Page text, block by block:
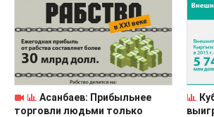
Асанбаев: Прибыльнее
торговли людьми только